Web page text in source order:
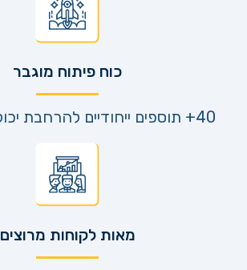
כוח פיתוח מוגבר
40+ תוספים ייחודיים להרחבת יכולות המערכת
מאות לקוחות מרוצים